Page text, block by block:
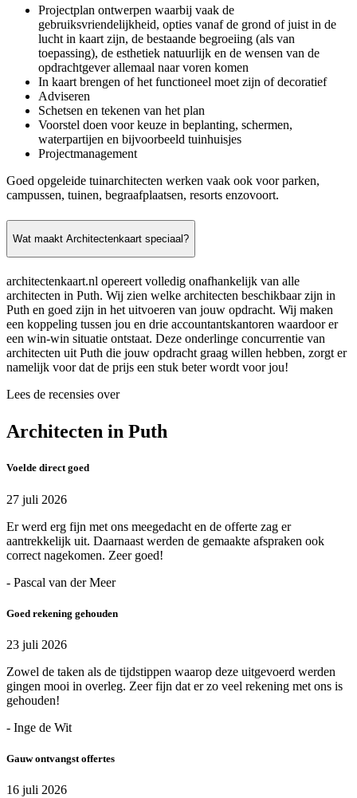
Projectplan ontwerpen waarbij vaak de
gebruiksvriendelijkheid, opties vanaf de grond of juist in de
lucht in kaart zijn, de bestaande begroeiing (als van
toepassing), de esthetiek natuurlijk en de wensen van de
opdrachtgever allemaal naar voren komen
In kaart brengen of het functioneel moet zijn of decoratief
Adviseren
Schetsen en tekenen van het plan
Voorstel doen voor keuze in beplanting, schermen,
waterpartijen en bijvoorbeeld tuinhuisjes
Projectmanagement
Goed opgeleide tuinarchitecten werken vaak ook voor parken,
campussen, tuinen, begraafplaatsen, resorts enzovoort.
Wat maakt Architectenkaart speciaal?
architectenkaart.nl opereert volledig onafhankelijk van alle
architecten in Puth. Wij zien welke architecten beschikbaar zijn in
Puth en goed zijn in het uitvoeren van jouw opdracht. Wij maken
een koppeling tussen jou en drie accountantskantoren waardoor er
een win-win situatie ontstaat. Deze onderlinge concurrentie van
architecten uit Puth die jouw opdracht graag willen hebben, zorgt er
namelijk voor dat de prijs een stuk beter wordt voor jou!
Lees de recensies over
Architecten in Puth
Voelde direct goed
27 juli 2026
Er werd erg fijn met ons meegedacht en de offerte zag er
aantrekkelijk uit. Daarnaast werden de gemaakte afspraken ook
correct nagekomen. Zeer goed!
- Pascal van der Meer
Goed rekening gehouden
23 juli 2026
Zowel de taken als de tijdstippen waarop deze uitgevoerd werden
gingen mooi in overleg. Zeer fijn dat er zo veel rekening met ons is
gehouden!
- Inge de Wit
Gauw ontvangst offertes
16 juli 2026